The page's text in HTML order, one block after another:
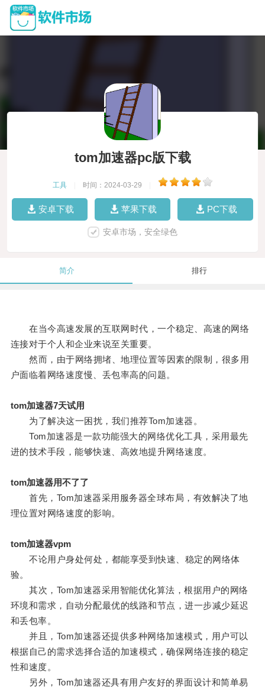
tom加速器pc版下载
工具 时间：2024-03-29
安卓下载 苹果下载 PC下载
安卓市场，安全绿色
简介 排行
在当今高速发展的互联网时代，一个稳定、高速的网络
连接对于个人和企业来说至关重要。
然而，由于网络拥堵、地理位置等因素的限制，很多用
户面临着网络速度慢、丢包率高的问题。
tom加速器7天试用
为了解决这一困扰，我们推荐Tom加速器。
Tom加速器是一款功能强大的网络优化工具，采用最先
进的技术手段，能够快速、高效地提升网络速度。
tom加速器用不了了
首先，Tom加速器采用服务器全球布局，有效解决了地
理位置对网络速度的影响。
tom加速器vpm
不论用户身处何处，都能享受到快速、稳定的网络体
验。
其次，Tom加速器采用智能优化算法，根据用户的网络
环境和需求，自动分配最优的线路和节点，进一步减少延迟
和丢包率。
并且，Tom加速器还提供多种网络加速模式，用户可以
根据自己的需求选择合适的加速模式，确保网络连接的稳定
性和速度。
另外，Tom加速器还具有用户友好的界面设计和简单易